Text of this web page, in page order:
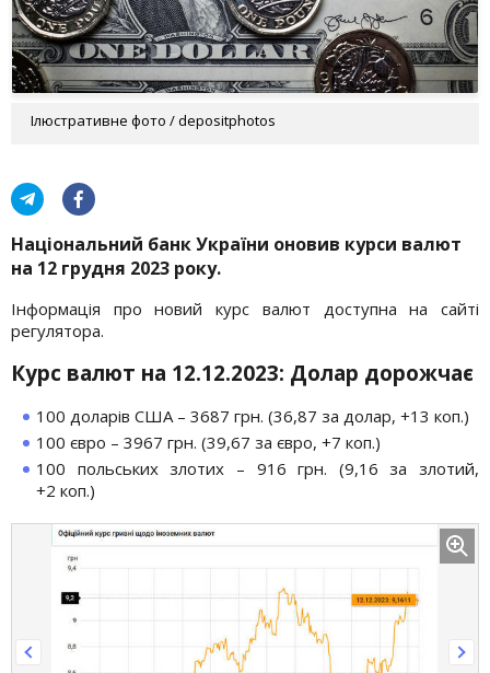
Ілюстративне фото / depositphotos
Національний банк України оновив курси валют
на 12 грудня 2023 року.
Інформація про новий курс валют доступна на сайті
регулятора.
Курс валют на 12.12.2023: Долар дорожчає
100 доларів США – 3687 грн. (36,87 за долар, +13 коп.)
100 євро – 3967 грн. (39,67 за євро, +7 коп.)
100 польських злотих – 916 грн. (9,16 за злотий,
+2 коп.)